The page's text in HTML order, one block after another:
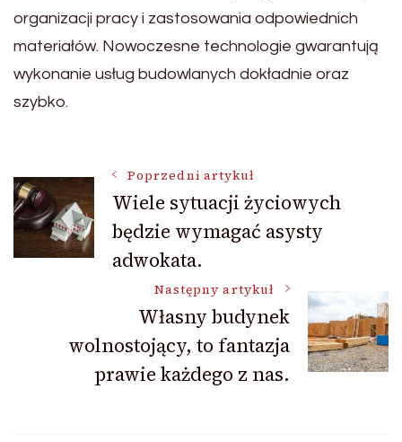
organizacji pracy i zastosowania odpowiednich
materiałów. Nowoczesne technologie gwarantują
wykonanie usług budowlanych dokładnie oraz
szybko.
Nawigacja
wpisu
Poprzedni artykuł
Wiele sytuacji życiowych
będzie wymagać asysty
adwokata.
Następny artykuł
Własny budynek
wolnostojący, to fantazja
prawie każdego z nas.